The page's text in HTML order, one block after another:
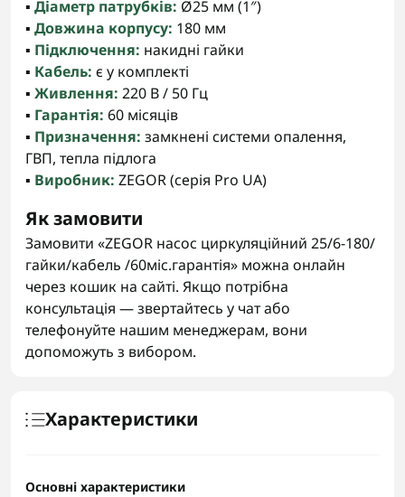
▪️ Діаметр патрубків: Ø25 мм (1″)
▪️ Довжина корпусу: 180 мм
▪️ Підключення: накидні гайки
▪️ Кабель: є у комплекті
▪️ Живлення: 220 В / 50 Гц
▪️ Гарантія: 60 місяців
▪️ Призначення: замкнені системи опалення,
ГВП, тепла підлога
▪️ Виробник: ZEGOR (серія Pro UA)
Як замовити
Замовити «ZEGOR насос циркуляційний 25/6-180/
гайки/кабель /60міс.гарантія» можна онлайн
через кошик на сайті. Якщо потрібна
консультація — звертайтесь у чат або
телефонуйте нашим менеджерам, вони
допоможуть з вибором.
Характеристики
Основні характеристики